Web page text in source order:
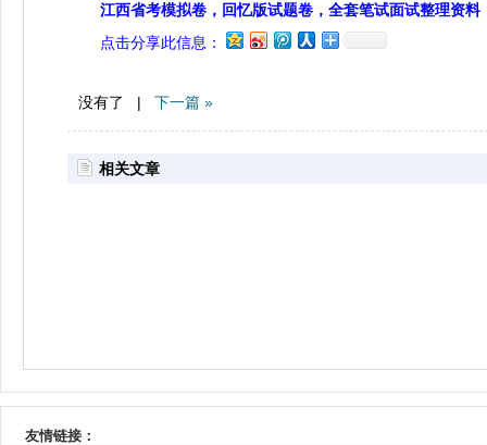
江西省考模拟卷，回忆版试题卷，全套笔试面试整理资料
点击分享此信息：
没有了 | 下一篇 »
相关文章
友情链接：